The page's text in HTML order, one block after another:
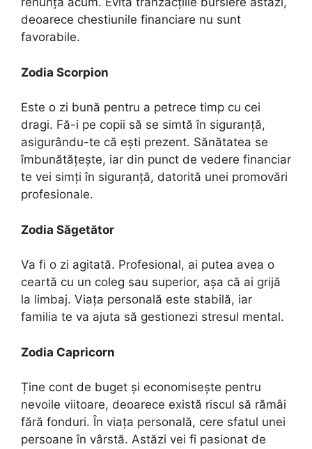
deoarece chestiunile financiare nu sunt
favorabile.
Zodia Scorpion
Este o zi bună pentru a petrece timp cu cei
dragi. Fă-i pe copii să se simtă în siguranță,
asigurându-te că ești prezent. Sănătatea se
îmbunătățește, iar din punct de vedere financiar
te vei simți în siguranță, datorită unei promovări
profesionale.
Zodia Săgetător
Va fi o zi agitată. Profesional, ai putea avea o
ceartă cu un coleg sau superior, așa că ai grijă
la limbaj. Viața personală este stabilă, iar
familia te va ajuta să gestionezi stresul mental.
Zodia Capricorn
Ține cont de buget și economisește pentru
nevoile viitoare, deoarece există riscul să rămâi
fără fonduri. În viața personală, cere sfatul unei
persoane în vârstă. Astăzi vei fi pasionat de